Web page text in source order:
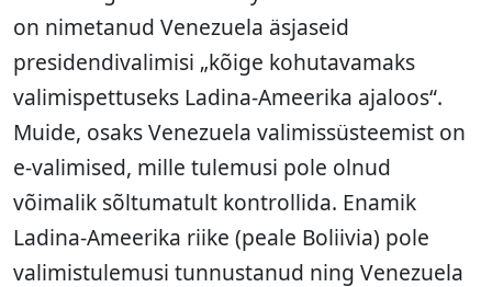
on nimetanud Venezuela äsjaseid
presidendivalimisi „kõige kohutavamaks
valimispettuseks Ladina-Ameerika ajaloos“.
Muide, osaks Venezuela valimissüsteemist on
e-valimised, mille tulemusi pole olnud
võimalik sõltumatult kontrollida. Enamik
Ladina-Ameerika riike (peale Boliivia) pole
valimistulemusi tunnustanud ning Venezuela